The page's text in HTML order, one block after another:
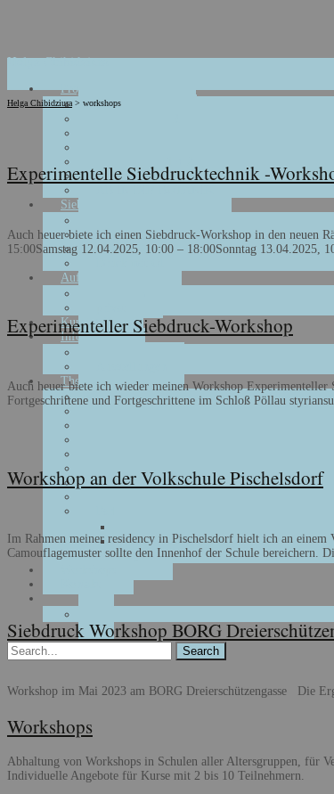
Helga Chibidziura
Skip
to
Projekte
Die große Pause
total viral
Siebdruck
2011 – 2016
2004 – 2010
Auftragsarbeiten
Kunst + Raum
Info
Themen
Tapisserie
Portrait
Stillleben
blau
grün
Search
for:
Helga Chibidziura > workshops
Experimentelle Siebdrucktechnik -
Auch heuer biete ich einen Siebdruck-Workshop in den neuen
15:00Samstag 12.04.2025, 10:00 – 18:00Sonntag 13.04.2025,
Experimenteller Siebdruck-Workshop
Auch heuer biete ich wieder meinen Workshop
Fortgeschrittene und Fortgeschrittene im Schloß Pöllau
Workshop an der Volkschule Pischelsdorf
Im Rahmen meiner residency in Pischelsdorf hielt ich an
Camouflagemuster sollte den Innenhof der Schule bereichern.
Siebdruck Workshop BORG
Workshop im Mai 2023 am BORG Dreierschützengasse Die
Workshops
Abhaltung von Workshops in Schulen aller Altersgruppen, für
Individuelle Angebote für Kurse mit 2 bis 10 Teilnehmern.